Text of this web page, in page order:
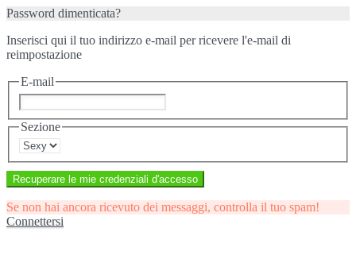
Password dimenticata?
Inserisci qui il tuo indirizzo e-mail per ricevere l'e-mail di
reimpostazione
E-mail
Sezione
Recuperare le mie credenziali d'accesso
Se non hai ancora ricevuto dei messaggi, controlla il tuo spam!
Connettersi